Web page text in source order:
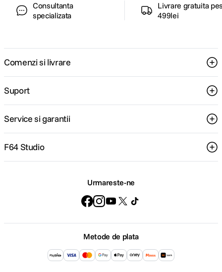
Consultanta
specializata
Livrare gratuita
499lei
Comenzi si livrare
Suport
Service si garantii
F64 Studio
Urmareste-ne
Metode de plata